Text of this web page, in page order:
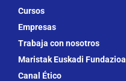
Cursos
Empresas
Trabaja con nosotros
Maristak Euskadi Fundazioa
Canal Ético